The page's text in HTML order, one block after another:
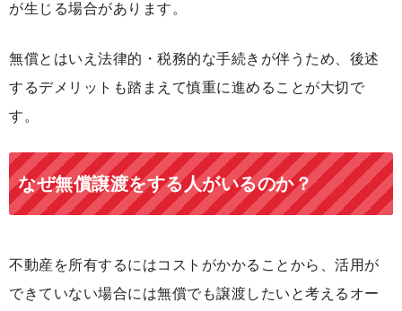
が生じる場合があります。
無償とはいえ法律的・税務的な手続きが伴うため、後述
するデメリットも踏まえて慎重に進めることが大切で
す。
なぜ無償譲渡をする人がいるのか？
不動産を所有するにはコストがかかることから、活用が
できていない場合には無償でも譲渡したいと考えるオー